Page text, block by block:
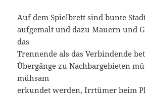
Auf dem Spielbrett sind bunte
aufgemalt und dazu Mauern und
das
Trennende als das Verbindende
Übergänge zu Nachbargebieten
mühsam
erkundet werden, Irrtümer beim